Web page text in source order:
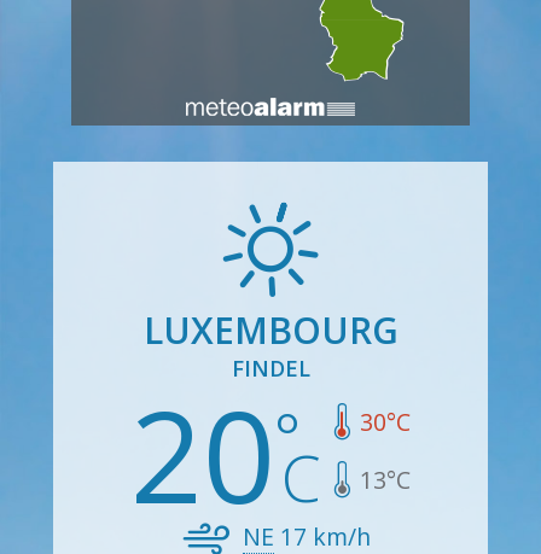
LUXEMBOURG
FINDEL
20 30°C
13°C
NE 17 km/h